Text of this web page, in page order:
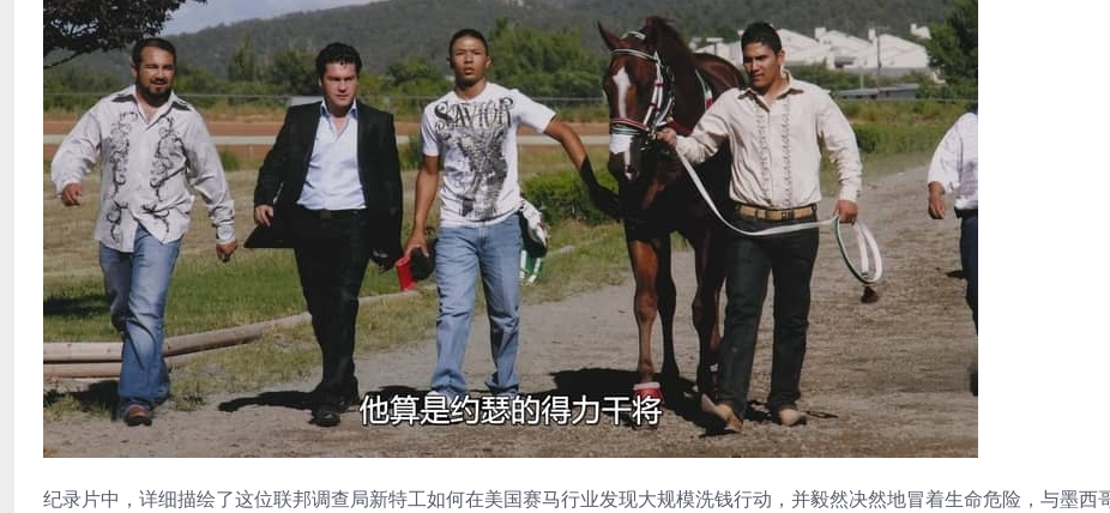
纪录片中，详细描绘了这位联邦调查局新特工如何在美国赛马行业发现大规模洗钱行动，并毅然决然地冒着生命危险，与墨西